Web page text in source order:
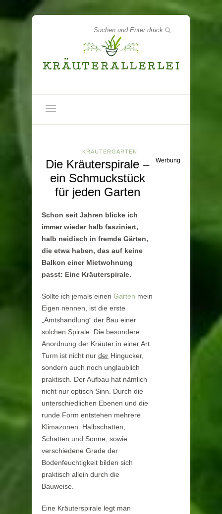
KRÄUTERGARTEN
Die Kräuterspirale –
ein Schmuckstück
für jeden Garten
Werbung
Schon seit Jahren blicke ich
immer wieder halb fasziniert,
halb neidisch in fremde Gärten,
die etwa haben, das auf keine
Balkon einer Mietwohnung
passt: Eine Kräuterspirale.
Sollte ich jemals einen Garten mein
Eigen nennen, ist die erste
„Amtshandlung“ der Bau einer
solchen Spirale. Die besondere
Anordnung der Kräuter in einer Art
Turm ist nicht nur der Hingucker,
sondern auch noch unglaublich
praktisch. Der Aufbau hat nämlich
nicht nur optisch Sinn. Durch die
unterschiedlichen Ebenen und die
runde Form entstehen mehrere
Klimazonen. Halbschatten,
Schatten und Sonne, sowie
verschiedene Grade der
Bodenfeuchtigkeit bilden sich
praktisch allein durch die
Bauweise.
Eine Kräuterspirale legt man